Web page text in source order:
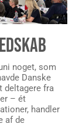
noget, som
Danske
deltagere fra
– ét
handler
af de